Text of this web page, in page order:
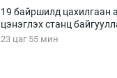
19 байршилд цахилгаан
цэнэглэх станц
23 цаг 55 мин